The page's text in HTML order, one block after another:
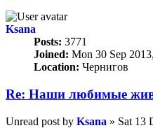
Ksana
Posts: 3771
Joined: Mon 30 Sep
Location: Чернигов
Re: Наши любимые
Unread post by Ksana » Sat 13